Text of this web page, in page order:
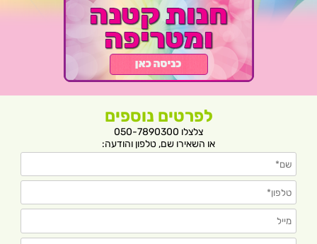
לפרטים נוספים
צלצלו 050-7890300
או השאירו שם, טלפון והודעה: